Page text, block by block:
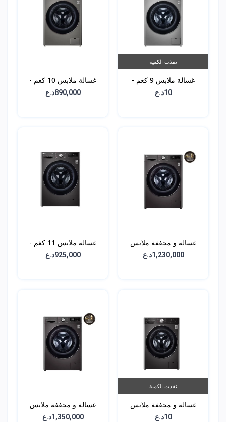
نفذت الكمية
غسالة ملابس 9 كغم -
WV4149PVG
10د.ع
غسالة ملابس 10 كغم -
WR3210PRG
890,000د.ع
غسالة و مجففة ملابس
(2في1) 10.5 كغم -1,230,000د.ع
غسالة ملابس 11 كغم -
WR9011PBG
925,000د.ع
نفذت الكمية
غسالة و مجففة ملابس
(2في1) 12 كغم -
10د.ع
غسالة و مجففة ملابس
(2في1) 13 كغم -1,350,000د.ع